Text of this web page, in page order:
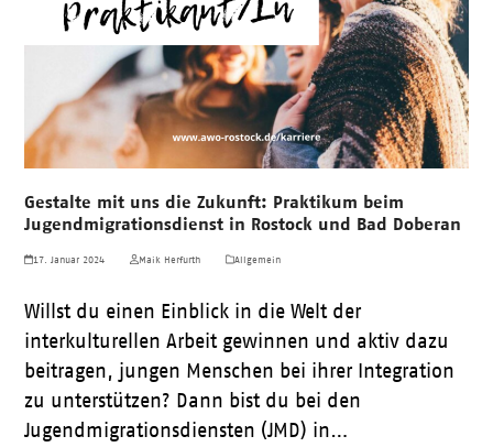
Gestalte mit uns die Zukunft: Praktikum beim
Jugendmigrationsdienst in Rostock und Bad Doberan
17. Januar 2024 Maik Herfurth Allgemein
Willst du einen Einblick in die Welt der
interkulturellen Arbeit gewinnen und aktiv dazu
beitragen, jungen Menschen bei ihrer Integration
zu unterstützen? Dann bist du bei den
Jugendmigrationsdiensten (JMD) in…